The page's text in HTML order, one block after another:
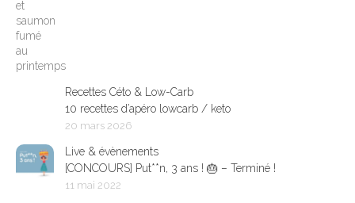
Recettes Céto & Low-Carb
10 recettes d’apéro lowcarb / keto
20 mars 2026
Live & évènements
[CONCOURS] Put**n, 3 ans ! 🎂 – Terminé !
11 mai 2022